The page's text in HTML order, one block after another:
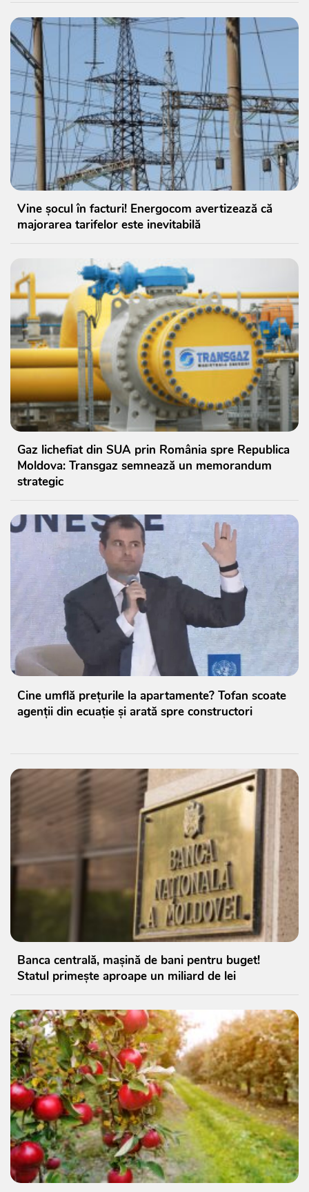
Vine șocul în facturi! Energocom avertizează că
majorarea tarifelor este inevitabilă
Gaz lichefiat din SUA prin România spre Republica
Moldova: Transgaz semnează un memorandum
strategic
Cine umflă prețurile la apartamente? Tofan scoate
agenții din ecuație și arată spre constructori
Banca centrală, mașină de bani pentru buget!
Statul primește aproape un miliard de lei